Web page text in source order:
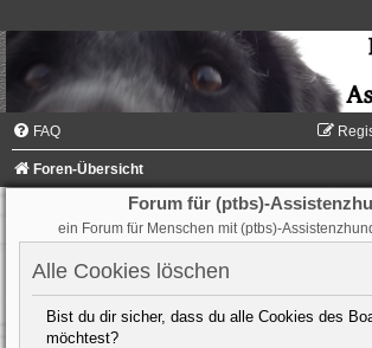
FAQ
Foren-Übersicht
Forum für (ptbs)-
ein Forum für Menschen mit (ptbs)-
Alle Cookies löschen
Bist du dir sicher, dass du alle Cookies des
möchtest?